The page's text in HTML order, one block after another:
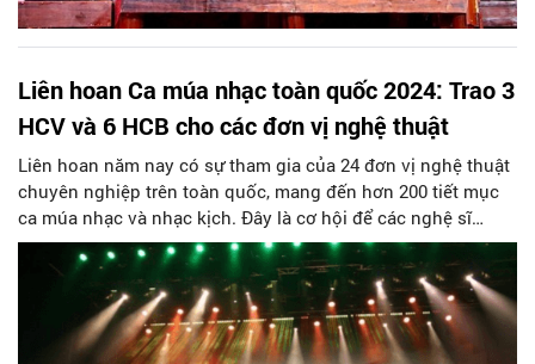
Liên hoan Ca múa nhạc toàn quốc 2024: Trao 3
HCV và 6 HCB cho các đơn vị nghệ thuật
Liên hoan năm nay có sự tham gia của 24 đơn vị nghệ thuật
chuyên nghiệp trên toàn quốc, mang đến hơn 200 tiết mục
ca múa nhạc và nhạc kịch. Đây là cơ hội để các nghệ sĩ
cống hiến những màn trình diễn được dàn dựng công phu,
kết hợp giữa nghệ thuật truyền thống và hiện đại, góp phần
bảo tồn và phát triển nền văn hóa nghệ thuật của Việt Nam.